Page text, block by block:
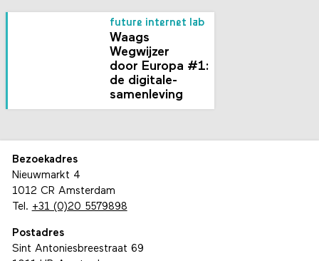
future internet lab
Waags
Wegwijzer
door Europa #1:
de digitale­
samenleving
Bezoekadres
Nieuwmarkt 4
1012 CR Amsterdam
Tel. +31 (0)20 5579898
Postadres
Sint Antoniesbreestraat 69